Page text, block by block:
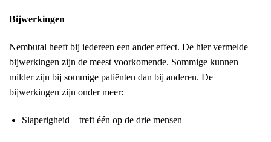
Bijwerkingen
Nembutal heeft bij iedereen een ander effect. De hier vermelde
bijwerkingen zijn de meest voorkomende. Sommige kunnen
milder zijn bij sommige patiënten dan bij anderen. De
bijwerkingen zijn onder meer:
Slaperigheid – treft één op de drie mensen